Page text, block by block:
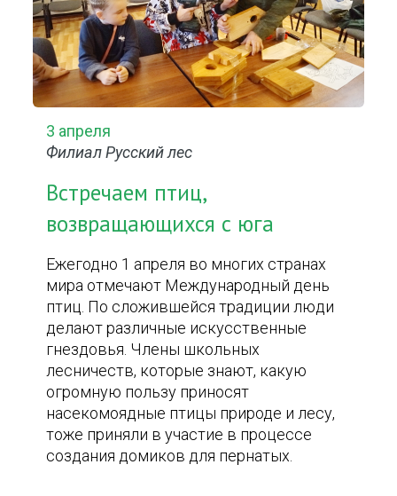
3 апреля
Филиал Русский лес
Встречаем птиц,
возвращающихся с юга
Ежегодно 1 апреля во многих странах
мира отмечают Международный день
птиц. По сложившейся традиции люди
делают различные искусственные
гнездовья. Члены школьных
лесничеств, которые знают, какую
огромную пользу приносят
насекомоядные птицы природе и лесу,
тоже приняли в участие в процессе
создания домиков для пернатых.